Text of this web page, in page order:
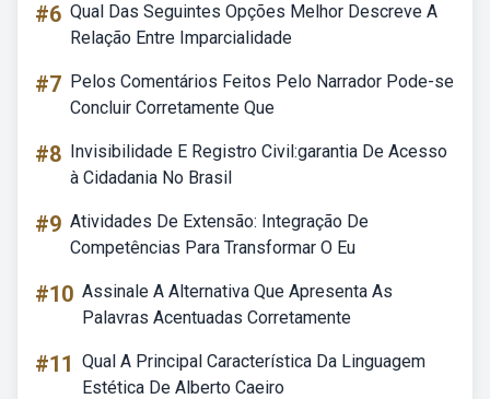
#6 Qual Das Seguintes Opções Melhor Descreve A
Relação Entre Imparcialidade
#7 Pelos Comentários Feitos Pelo Narrador Pode-se
Concluir Corretamente Que
#8 Invisibilidade E Registro Civil:garantia De Acesso
à Cidadania No Brasil
#9 Atividades De Extensão: Integração De
Competências Para Transformar O Eu
#10 Assinale A Alternativa Que Apresenta As
Palavras Acentuadas Corretamente
#11 Qual A Principal Característica Da Linguagem
Estética De Alberto Caeiro